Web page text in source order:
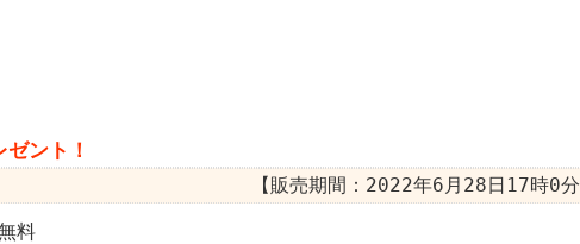
ント！
【販売期間： 2022年6月28日17時0分
料